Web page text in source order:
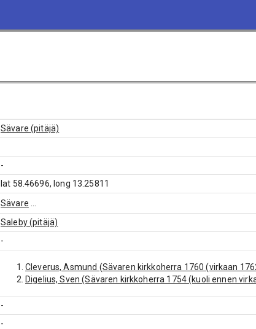
Sävare (pitäjä)
-
lat 58.46696, long 13.25811
Sävare
Saleby (pitäjä)
-
Cleverus, Asmund (Sävaren kirkkoherra 1760 (virkaan
Digelius, Sven (Sävaren kirkkoherra 1754 (kuoli ennen
-
-